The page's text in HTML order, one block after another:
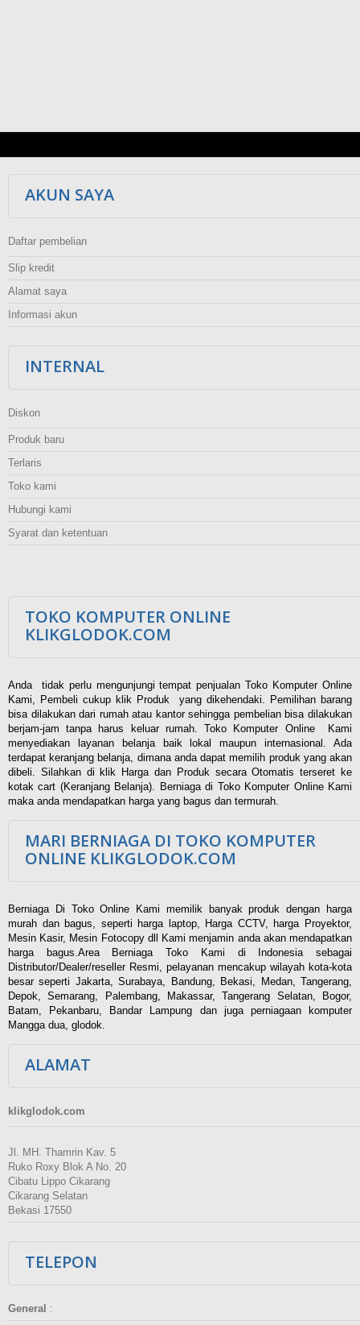
AKUN SAYA
Daftar pembelian
Slip kredit
Alamat saya
Informasi akun
INTERNAL
Diskon
Produk baru
Terlaris
Toko kami
Hubungi kami
Syarat dan ketentuan
TOKO KOMPUTER ONLINE
KLIKGLODOK.COM
Anda tidak perlu mengunjungi tempat penjualan Toko Komputer Online
Kami, Pembeli cukup klik Produk yang dikehendaki. Pemilihan barang
bisa dilakukan dari rumah atau kantor sehingga pembelian bisa dilakukan
berjam-jam tanpa harus keluar rumah. Toko Komputer Online Kami
menyediakan layanan belanja baik lokal maupun internasional. Ada
terdapat keranjang belanja, dimana anda dapat memilih produk yang akan
dibeli. Silahkan di klik Harga dan Produk secara Otomatis terseret ke
kotak cart (Keranjang Belanja). Berniaga di Toko Komputer Online Kami
maka anda mendapatkan harga yang bagus dan termurah.
MARI BERNIAGA DI TOKO KOMPUTER
ONLINE KLIKGLODOK.COM
Berniaga Di Toko Online Kami memilik banyak produk dengan harga
murah dan bagus, seperti harga laptop, Harga CCTV, harga Proyektor,
Mesin Kasir, Mesin Fotocopy dll Kami menjamin anda akan mendapatkan
harga bagus.Area Berniaga Toko Kami di Indonesia sebagai
Distributor/Dealer/reseller Resmi, pelayanan mencakup wilayah kota-kota
besar seperti Jakarta, Surabaya, Bandung, Bekasi, Medan, Tangerang,
Depok, Semarang, Palembang, Makassar, Tangerang Selatan, Bogor,
Batam, Pekanbaru, Bandar Lampung dan juga perniagaan komputer
Mangga dua, glodok.
ALAMAT
klikglodok.com
Jl. MH. Thamrin Kav. 5
Ruko Roxy Blok A No. 20
Cibatu Lippo Cikarang
Cikarang Selatan
Bekasi 17550
TELEPON
General :